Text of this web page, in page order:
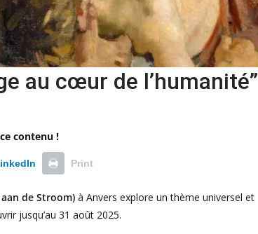
au cœur de l’humanité”
contenu !
Print
de Stroom) à Anvers explore un thème universel et
jusqu’au 31 août 2025.